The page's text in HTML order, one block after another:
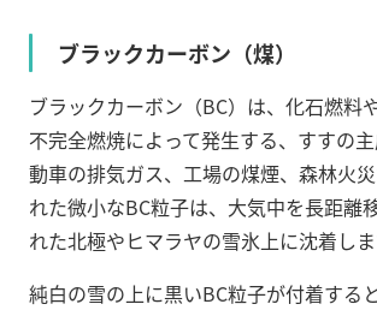
ブラックカーボン（煤）
ブラックカーボン（BC）は、化石燃料
不完全燃焼によって発生する、すすの
動車の排気ガス、工場の煤煙、森林火
れた微小なBC粒子は、大気中を長距離
れた北極やヒマラヤの雪氷上に沈着しま
純白の雪の上に黒いBC粒子が付着する